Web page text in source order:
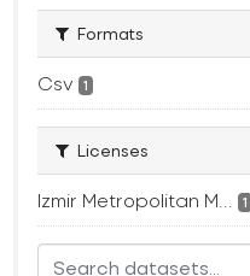
Formats
Csv 1
Licenses
Izmir Metropolitan M... 1